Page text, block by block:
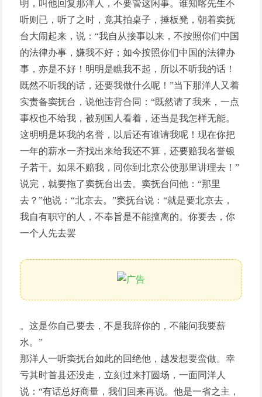
明，叫他回复那洋人，不要管这闲事。谁知喀先生不
听则已，听了之时，竟其拍桌子，捶板凳，朝着窦抚
台大闹起来，说：“我自从接事以来，不按照你们中国
的法律办事，嫌我不好；如今按照你们中国的法律办
事，亦是不好！明明是瞧我不起，所以不听我的话！
既然不听我的话，还要我做什么呢！”当下那洋人又着
实责备窦抚台，说他违背合同：“既然请了我来，一点
事权也不给我，被别国人看着，还当是我怎样无能。
这明明是坏我的名誉，以后还有谁请我呢！现在你把
一年的薪水一齐找出来给我还不算，还要赔我名誉银
子若干。如果不赔我，同你到北京公使那里讲理去！”
说完，就要拖了窦抚台出去。窦抚台问他：“那里
去？”他说：“北京去。”窦抚台说：“就是要北京去，
我自有职守的人，不奉旨是不能擅离的。你要去，你
一个人先去罢
。这是你自己要去，不是我辞你的，不能问我要薪
水。”
那洋人一听窦抚台如此的回绝他，越发想要蛮做。幸
亏其时首县还没走，立刻过来打圆场，一面同洋人
说：“有话总好商量，我们回来再说。他是一省之主，